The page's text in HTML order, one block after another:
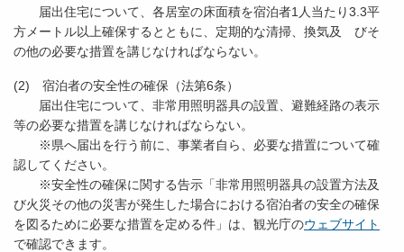
届出住宅について、各居室の床面積を宿泊者1人当たり3.3平
方メートル以上確保するとともに、定期的な清掃、換気及 びそ
の他の必要な措置を講じなければならない。
(2) 宿泊者の安全性の確保（法第6条）
届出住宅について、非常用照明器具の設置、避難経路の表示
等の必要な措置を講じなければならない。
※県へ届出を行う前に、事業者自ら、必要な措置について確
認してください。
※安全性の確保に関する告示「非常用照明器具の設置方法及
び火災その他の災害が発生した場合における宿泊者の安全の確保
を図るために必要な措置を定める件」は、観光庁のウェブサイト
で確認できます。